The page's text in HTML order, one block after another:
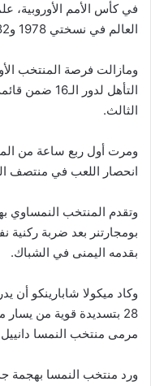
في كأس الأمم الأوروبية،
العالم في نسختي 1978 و1982.
ومازالت فرصة المنتخب
التأهل لدور
الثالث.
ومرت أول ربع ساعة من
انحصار اللعب في منتصف
بومجارتنر بعد ضربة ركنية
بقدمه اليمنى في الشباك.
وكاد ميكولا شابارينكو أن
28 بتسديدة قوية من
مرمى منتخب النمسا
ورد منتخب النمسا بهجمة